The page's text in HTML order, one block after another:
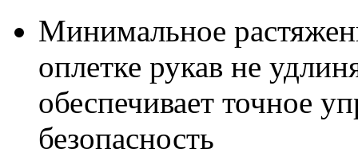
Минимальное
оплетке рукав не
обеспечивает точное
безопасность